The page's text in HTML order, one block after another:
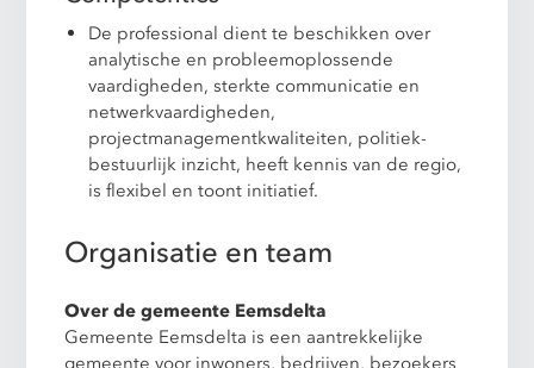
De professional dient te beschikken over
analytische en probleemoplossende
vaardigheden, sterkte communicatie en
netwerkvaardigheden,
projectmanagementkwaliteiten, politiek-
bestuurlijk inzicht, heeft kennis van de regio,
is flexibel en toont initiatief.
Organisatie en team
Over de gemeente Eemsdelta
Gemeente Eemsdelta is een aantrekkelijke